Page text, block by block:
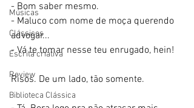
Músicas
Clássicos
Escrita criativa
Review
Biblioteca Clássica
- Bom saber mesmo.
- Maluco com nome de moça querendo
advogar...
- Vá te tomar nesse teu enrugado, hein!
Risos. De um lado, tão somente.